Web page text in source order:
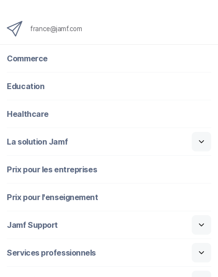
france@jamf.com
Commerce
Education
Healthcare
La solution Jamf
Prix pour les entreprises
Prix pour l'enseignement
Jamf Support
Services professionnels